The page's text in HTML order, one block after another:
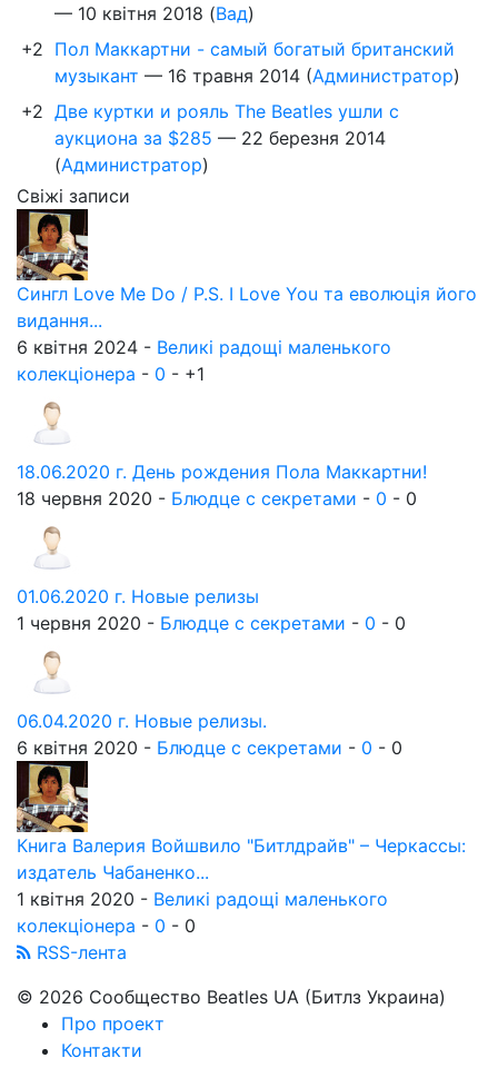
— 10 квітня 2018 (Вад)
+2 Пол Маккартни - самый богатый британский
музыкант — 16 травня 2014 (Администратор)
+2 Две куртки и рояль The Beatles ушли с
аукциона за $285 — 22 березня 2014
(Администратор)
Свіжі записи
Сингл Love Me Do / P.S. I Love You та еволюція його
видання...
6 квітня 2024 - Великі радощі маленького
колекціонера - 0 - +1
18.06.2020 г. День рождения Пола Маккартни!
18 червня 2020 - Блюдце с секретами - 0 - 0
01.06.2020 г. Новые релизы
1 червня 2020 - Блюдце с секретами - 0 - 0
06.04.2020 г. Новые релизы.
6 квітня 2020 - Блюдце с секретами - 0 - 0
Книга Валерия Войшвило "Битлдрайв" – Черкассы:
издатель Чабаненко...
1 квітня 2020 - Великі радощі маленького
колекціонера - 0 - 0
RSS-лента
© 2026 Сообщество Beatles UA (Битлз Украина)
Про проект
Контакти